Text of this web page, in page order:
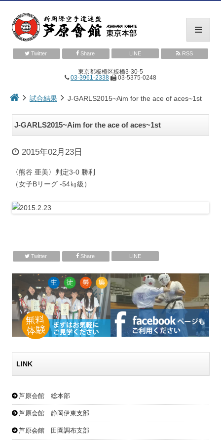
Twitter Share LINE RSS
東京都板橋区板橋3-30-5
03-3961-2338
03-5375-0248
コ
ン
ン
ツ
ス
試合結果 J-GARLS2015~Aim for the ace of aces~1st
J-GARLS2015~Aim for the ace of aces~1st
2015年02月23日
〈熊谷 亜美〉判定3-0 勝利
（女子Bリーグ -54㎏級）
Twitter Share LINE
LINK
芦原会館 総本部
芦原会館 静岡伊東支部
芦原会館 田園調布支部